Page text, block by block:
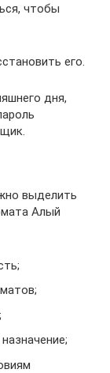
чтобы
его.
дня,
выделить
Алый